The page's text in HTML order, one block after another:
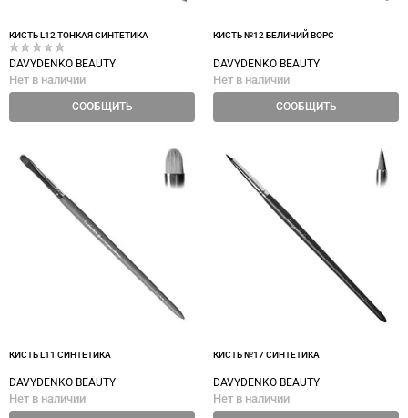
КИСТЬ L12 ТОНКАЯ СИНТЕТИКА
DAVYDENKO BEAUTY
Нет в наличии
СООБЩИТЬ
КИСТЬ №12 БЕЛИЧИЙ ВОРС
DAVYDENKO BEAUTY
Нет в наличии
СООБЩИТЬ
КИСТЬ L11 СИНТЕТИКА
DAVYDENKO BEAUTY
Нет в наличии
КИСТЬ №17 СИНТЕТИКА
DAVYDENKO BEAUTY
Нет в наличии